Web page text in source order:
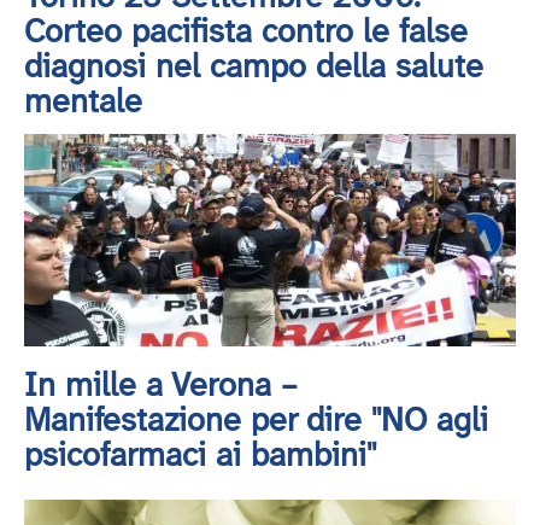
Corteo pacifista contro le false
diagnosi nel campo della salute
mentale
In mille a Verona –
Manifestazione per dire ''NO agli
psicofarmaci ai bambini''